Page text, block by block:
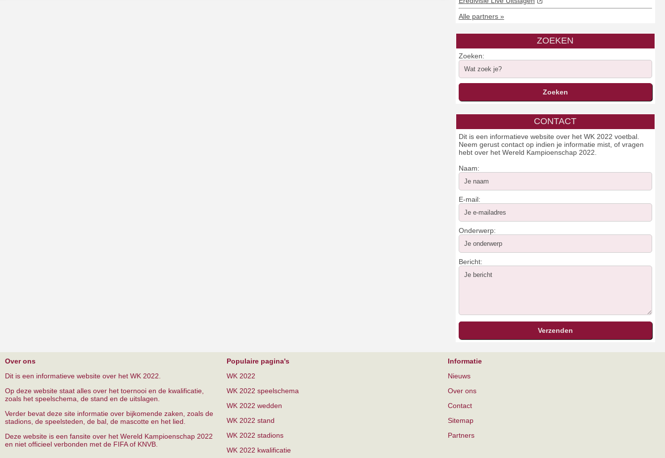
Alle partners »
ZOEKEN
Zoeken:
CONTACT
Dit is een informatieve website over het WK 2022 voetbal.
Neem gerust contact op indien je informatie mist, of vragen
hebt over het Wereld Kampioenschap 2022.
Naam:
E-mail:
Onderwerp:
Bericht:
Over ons
Dit is een informatieve website over het WK 2022.
Op deze website staat alles over het toernooi en de kwalificatie,
zoals het speelschema, de stand en de uitslagen.
Verder bevat deze site informatie over bijkomende zaken, zoals de
stadions, de speelsteden, de bal, de mascotte en het lied.
Deze website is een fansite over het Wereld Kampioenschap 2022
en niet officieel verbonden met de FIFA of KNVB.
Populaire pagina's
WK 2022
WK 2022 speelschema
WK 2022 wedden
WK 2022 stand
WK 2022 stadions
WK 2022 kwalificatie
Informatie
Nieuws
Over ons
Contact
Sitemap
Partners